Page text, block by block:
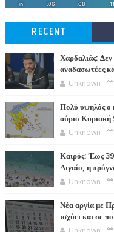
RECENT
Χαρδαλιάς: Δεν
αναδασωτέες
Unknown
Πολύ υψηλός ο
αύριο
Unknown
Καιρός: Έως
Αιγαίο, η
Unknown
Νέα αργία με
ισχύει και σε